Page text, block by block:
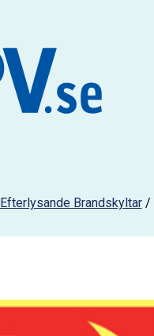
Efterlysande Brandskyltar/